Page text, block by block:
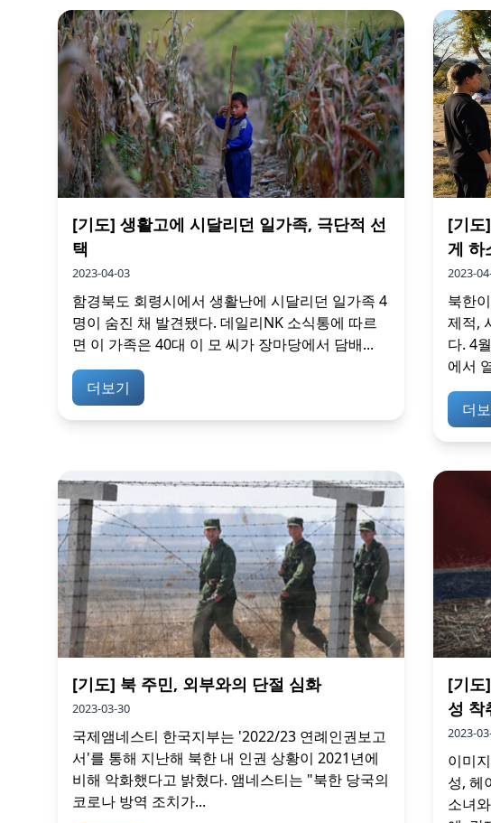
[기도] 생활고에 시달리던 일가족, 극단적 선
택
2023-04-03
함경북도 회령시에서 생활난에 시달리던 일가족 4
명이 숨진 채 발견됐다. 데일리NK 소식통에 따르
면 이 가족은 40대 이 모 씨가 장마당에서 담배...
더보기
[기도
게 하
2023-
북한
제적,
다. 4
에서
더
[기도] 북 주민, 외부와의 단절 심화
2023-03-30
국제앰네스티 한국지부는 '2022/23 연례인권보고
서'를 통해 지난해 북한 내 인권 상황이 2021년에
비해 악화했다고 밝혔다. 앰네스티는 "북한 당국의
코로나 방역 조치가...
[기도
성 착
2023-
이미
성, 헤
소녀